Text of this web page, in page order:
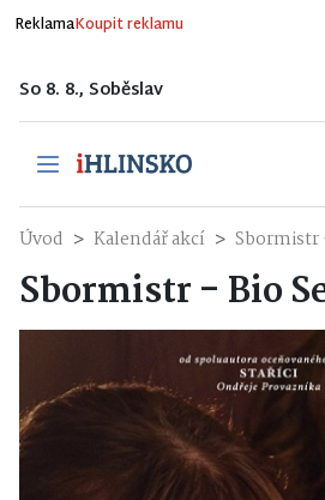
ReklamaKoupit reklamu
So 8. 8., Soběslav
Úvod Kalendář akcí Sbormistr
Sbormistr - Bio